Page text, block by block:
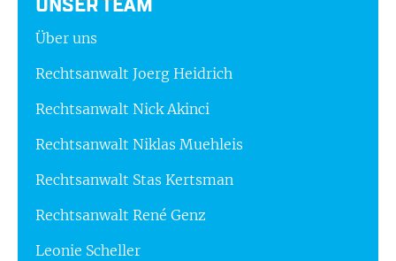
UNSER TEAM
Über uns
Rechtsanwalt Joerg Heidrich
Rechtsanwalt Nick Akinci
Rechtsanwalt Niklas Muehleis
Rechtsanwalt Stas Kertsman
Rechtsanwalt René Genz
Leonie Scheller